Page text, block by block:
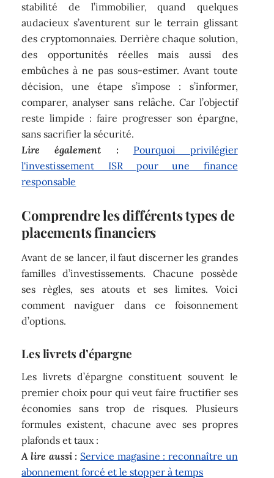
stabilité de l’immobilier, quand quelques
audacieux s’aventurent sur le terrain glissant
des cryptomonnaies. Derrière chaque solution,
des opportunités réelles mais aussi des
embûches à ne pas sous-estimer. Avant toute
décision, une étape s’impose : s’informer,
comparer, analyser sans relâche. Car l’objectif
reste limpide : faire progresser son épargne,
sans sacrifier la sécurité.
Lire également :
Pourquoi privilégier
l'investissement ISR pour une finance
responsable
Comprendre les différents types de
placements financiers
Avant de se lancer, il faut discerner les grandes
familles d’investissements. Chacune possède
ses règles, ses atouts et ses limites. Voici
comment naviguer dans ce foisonnement
d’options.
Les livrets d’épargne
Les livrets d’épargne constituent souvent le
premier choix pour qui veut faire fructifier ses
économies sans trop de risques. Plusieurs
formules existent, chacune avec ses propres
plafonds et taux :
A lire aussi : Service magasine : reconnaître un
abonnement forcé et le stopper à temps